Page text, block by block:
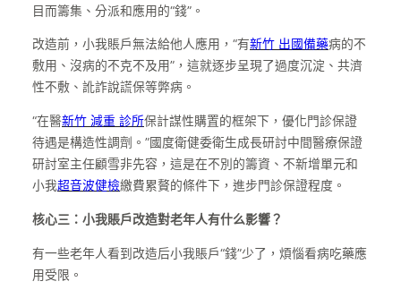
目而籌集、分派和應用的“錢”。
改造前，小我賬戶無法給他人應用，“有新竹 出國備藥病的不
敷用、沒病的不克不及用”，這就逐步呈現了過度沉淀、共濟
性不敷、訛詐說謊保等弊病。
“在醫新竹 減重 診所保計謀性購置的框架下，優化門診保證
待遇是構造性調劑。”國度衛健委衛生成長研討中間醫療保證
研討室主任顧雪非先容，這是在不別的籌資、不新增單元和
小我超音波健檢繳費累贅的條件下，進步門診保證程度。
核心三：小我賬戶改造對老年人有什么影響？
有一些老年人看到改造后小我賬戶“錢”少了，煩惱看病吃藥應
用受限。